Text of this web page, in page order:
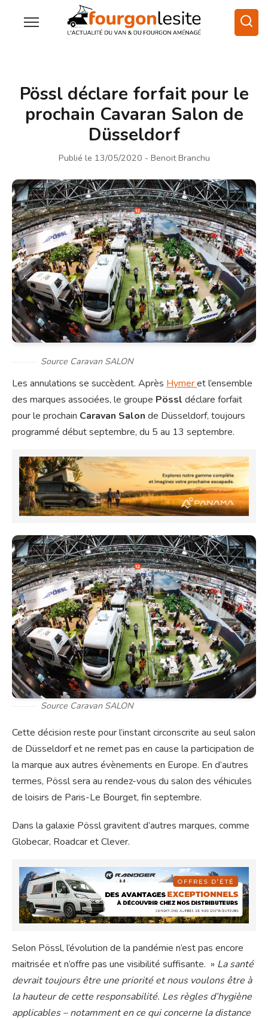
Pössl déclare forfait pour le
prochain Cavaran Salon de
Düsseldorf
Publié le 13/05/2020 - Benoit Branchu
Source Caravan SALON
Les annulations se succèdent. Après Hymeret l’ensemble
des marques associées, le groupe Pössl déclare forfait
pour le prochain Caravan Salon de Düsseldorf, toujours
programmé début septembre, du 5 au 13 septembre.
Source Caravan SALON
Cette décision reste pour l’instant circonscrite au seul salon
de Düsseldorf et ne remet pas en cause la participation de
la marque aux autres évènements en Europe. En d’autres
termes, Pössl sera au rendez-vous du salon des véhicules
de loisirs de Paris-Le Bourget, fin septembre.
Dans la galaxie Pössl gravitent d’autres marques, comme
Globecar, Roadcar et Clever.
Selon Pössl, l’évolution de la pandémie n’est pas encore
maitrisée et n’offre pas une visibilité suffisante. » La santé
devrait toujours être une priorité et nous voulons être à
la hauteur de cette responsabilité. Les règles d’hygiène
applicables – notamment en ce qui concerne la distance